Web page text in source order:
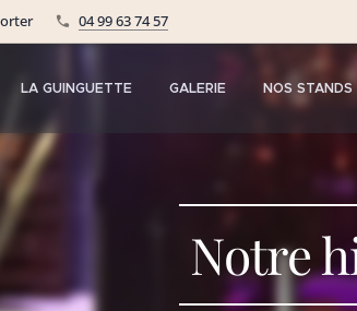
04 99 63 74 57
LA GUINGUETTE GALERIE NOS STANDS
Notre